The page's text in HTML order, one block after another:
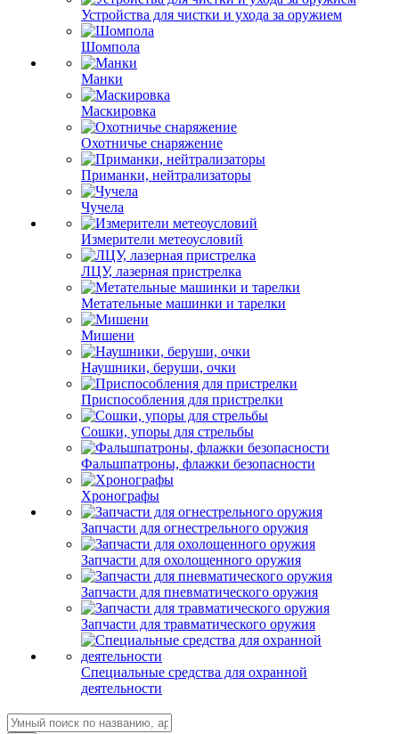
Устройства для чистки и ухода за оружием
Шомпола
Манки
Маскировка
Охотничье снаряжение
Приманки, нейтрализаторы
Чучела
Измерители метеоусловий
ЛЦУ, лазерная пристрелка
Метательные машинки и тарелки
Мишени
Наушники, беруши, очки
Приспособления для пристрелки
Сошки, упоры для стрельбы
Фальшпатроны, флажки безопасности
Хронографы
Запчасти для огнестрельного оружия
Запчасти для охолощенного оружия
Запчасти для пневматического оружия
Запчасти для травматического оружия
Специальные средства для охранной
деятельности